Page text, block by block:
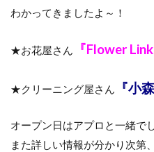
わかってきましたよ～！
★お花屋さん 『Flower
★クリーニング屋さん 『小
オープン日はアプロと一緒で
また詳しい情報が分かり次第